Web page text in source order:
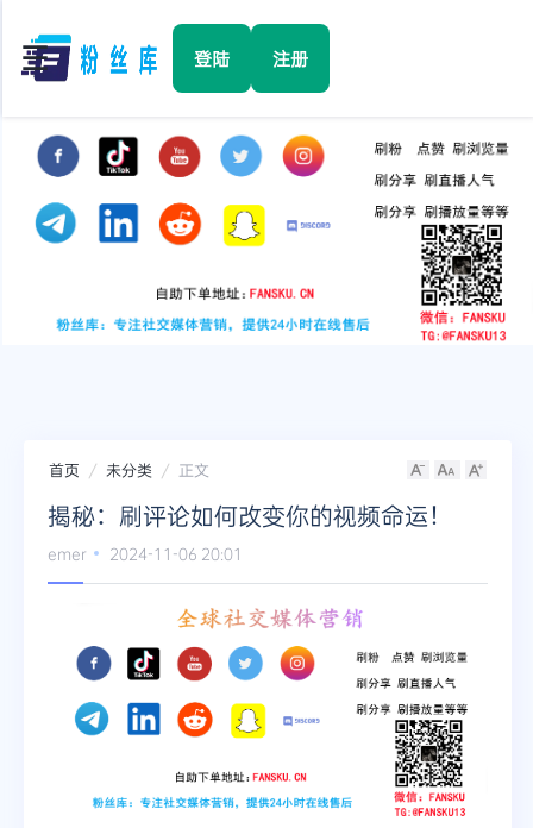
☰ 登陆 注册
Facebook
TikTok
YouTube
Twitter
Telegram
更多
首页 未分类 正文
揭秘：刷评论如何改变你的视频命运！
emer 2024-11-06 20:01